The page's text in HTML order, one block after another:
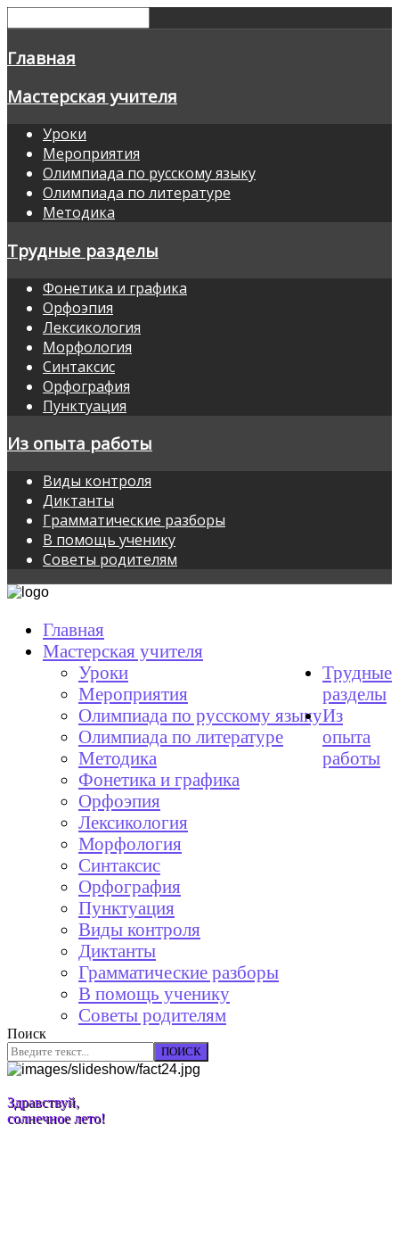
Главная
Мастерская учителя
Уроки
Мероприятия
Олимпиада по русскому языку
Олимпиада по литературе
Методика
Трудные разделы
Фонетика и графика
Орфоэпия
Лексикология
Морфология
Синтаксис
Орфография
Пунктуация
Из опыта работы
Виды контроля
Диктанты
Грамматические разборы
В помощь ученику
Советы родителям
Главная
Мастерская учителя
Уроки
Мероприятия
Олимпиада по русскому языку
Олимпиада по литературе
Методика
Трудные
разделы
Фонетика и графика
Орфоэпия
Лексикология
Морфология
Синтаксис
Орфография
Пунктуация
Из
опыта
работы
Виды контроля
Диктанты
Грамматические разборы
В помощь ученику
Советы родителям
Поиск
ПОИСК
Здравствуй,
солнечное лето!